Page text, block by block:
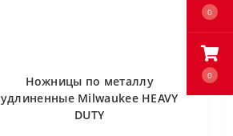
0
0
Ножницы по металлу
удлиненные Milwaukee HEAVY
DUTY